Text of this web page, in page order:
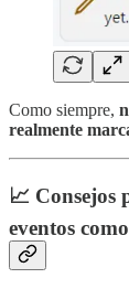
Como siempre,
realmente
📈 Consejos
eventos